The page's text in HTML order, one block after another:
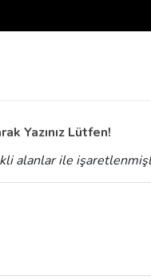
Yazınız Lütfen!
alanlarile